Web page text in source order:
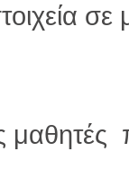
σε